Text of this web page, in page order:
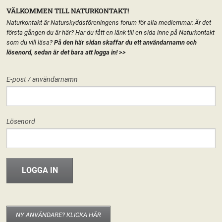
FORUM
INFO & MATERIAL
HEM FÖRENINGEN DIGITALA MÖTESPLATSER
Digitalt föreningsliv
Sophie Nordström
VÄLKOMMEN TILL NATURKONTAKT!
Naturkontakt är Naturskyddsföreningens forum för alla medlemmar. Är det
första gången du är här? Har du fått en länk till en sida inne på Naturkontakt
som du vill läsa? På den här sidan skaffar du ett användarnamn och
lösenord, sedan är det bara att logga in!>>
E-post / användarnamn
Lösenord
NY ANVÄNDARE? KLICKA HÄR